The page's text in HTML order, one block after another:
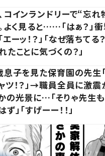
コインランドリーで“忘れ
よく見ると……「はぁ？」
エーッ！？」「なぜ落ちてる
たことに気づくの？」
息子を見た保育園の先生
ツ！？」→職員全員に激震
の光景に…「そりゃ先生
ず」「すげーー！！」